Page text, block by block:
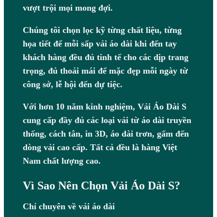
vượt trội mọi mong đợi.
Chúng tôi chọn lọc kỹ từng chất liệu, từng
họa tiết để mỗi sấp vải áo dài khi đến tay
khách hàng đều đủ tinh tế cho các dịp trang
trọng, đủ thoải mái để mặc đẹp mỗi ngày từ
công sở, lễ hội đến dự tiệc.
Với hơn 10 năm kinh nghiệm, Vải Áo Dài S
cung cấp đầy đủ các loại vải từ áo dài truyền
thống, cách tân, in 3D, áo dài trơn, gấm đến
dòng vải cao cấp. Tất cả đều là hàng Việt
Nam chất lượng cao.
Vì Sao Nên Chọn Vải Áo Dài S?
Chỉ chuyên về vải áo dài